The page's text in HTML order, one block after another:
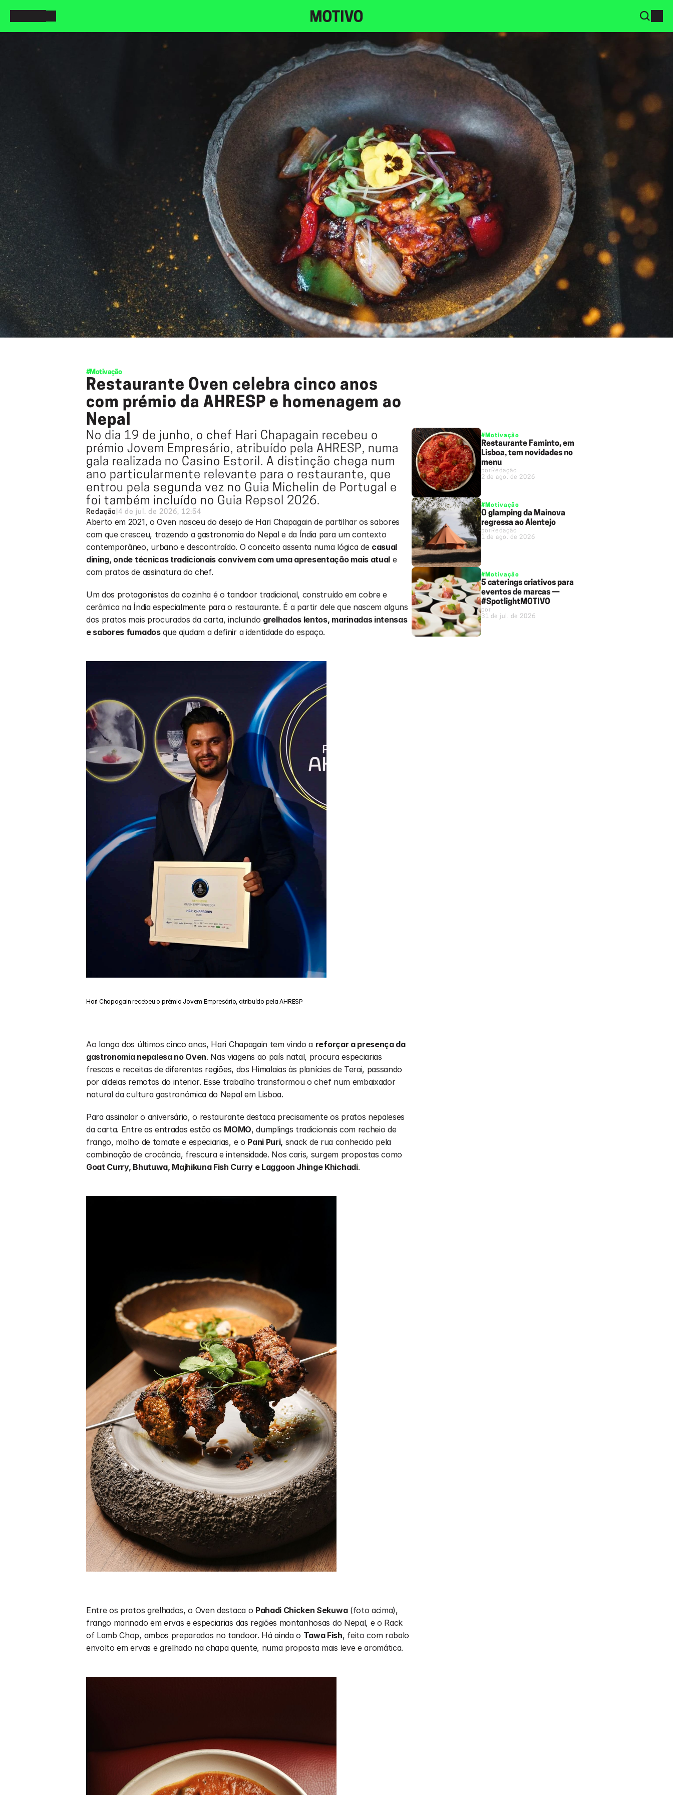
#Motivação
Restaurante Oven celebra cinco anos
com prémio da AHRESP e homenagem ao
Nepal
No dia 19 de junho, o chef Hari Chapagain recebeu o
prémio Jovem Empresário, atribuído pela AHRESP, numa
gala realizada no Casino Estoril. A distinção chega num
ano particularmente relevante para o restaurante, que
entrou pela segunda vez no Guia Michelin de Portugal e
foi também incluído no Guia Repsol 2026.
Redação 4 de jul. de 2026, 12:54
Aberto em 2021, o Oven nasceu do desejo de Hari Chapagain de partilhar os sabores
com que cresceu, trazendo a gastronomia do Nepal e da Índia para um contexto
contemporâneo, urbano e descontraído. O conceito assenta numa lógica de casual
dining, onde técnicas tradicionais convivem com uma apresentação mais atual e
com pratos de assinatura do chef.
Um dos protagonistas da cozinha é o tandoor tradicional, construído em cobre e
cerâmica na Índia especialmente para o restaurante. É a partir dele que nascem alguns
dos pratos mais procurados da carta, incluindo grelhados lentos, marinadas intensas
e sabores fumados que ajudam a definir a identidade do espaço.
Hari Chapagain recebeu o prémio Jovem Empresário, atribuído pela AHRESP
Ao longo dos últimos cinco anos, Hari Chapagain tem vindo a reforçar a presença da
gastronomia nepalesa no Oven. Nas viagens ao país natal, procura especiarias
frescas e receitas de diferentes regiões, dos Himalaias às planícies de Terai, passando
por aldeias remotas do interior. Esse trabalho transformou o chef num embaixador
natural da cultura gastronómica do Nepal em Lisboa.
Para assinalar o aniversário, o restaurante destaca precisamente os pratos nepaleses
da carta. Entre as entradas estão os MOMO, dumplings tradicionais com recheio de
frango, molho de tomate e especiarias, e o Pani Puri, snack de rua conhecido pela
Goat Curry, Bhutuwa, Majhikuna Fish Curry e Laggoon Jhinge Khichadi.
Entre os pratos grelhados, o Oven destaca o Pahadi Chicken Sekuwa (foto acima),
frango marinado em ervas e especiarias das regiões montanhosas do Nepal, e o Rack
of Lamb Chop, ambos preparados no tandoor. Há ainda o Tawa Fish, feito com robalo
envolto em ervas e grelhado na chapa quente, numa proposta mais leve e aromática.
#Motivação
Restaurante Faminto, em
Lisboa, tem novidades no
menu
por Redação
2 de ago. de 2026
#Motivação
O glamping da Mainova
regressa ao Alentejo
por Redação
1 de ago. de 2026
#Motivação
5 caterings criativos para
eventos de marcas —
#SpotlightMOTIVO
por
31 de jul. de 2026